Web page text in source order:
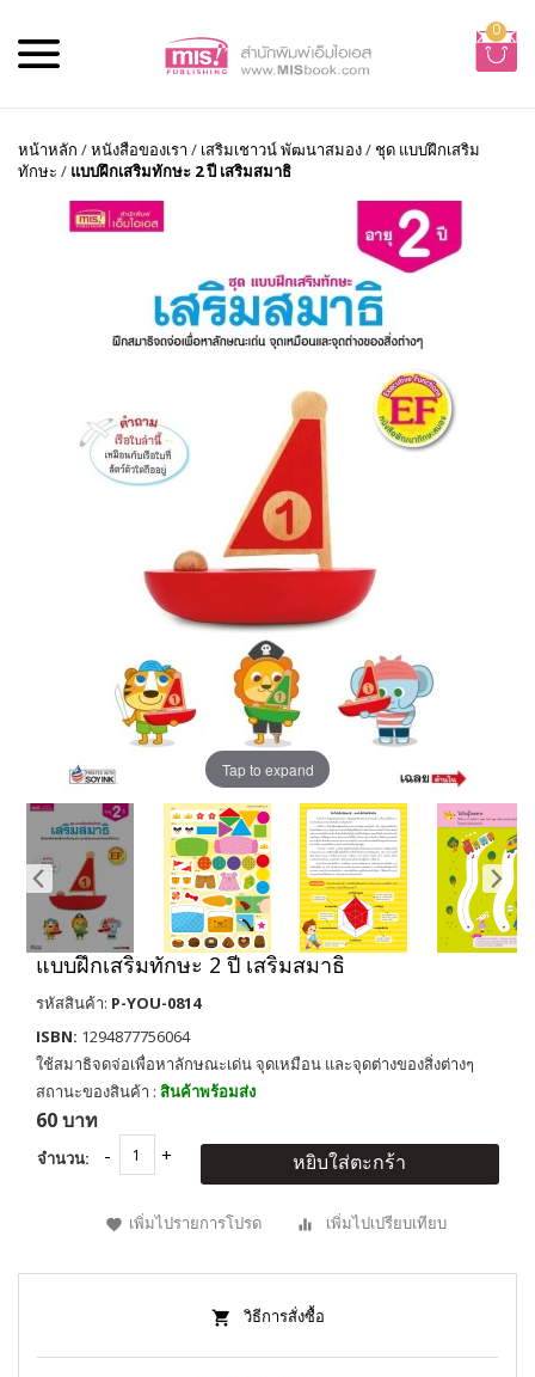
0
หน้าหลัก /หนังสือของเรา / เสริมเชาวน์ พัฒนาสมอง/ชุด แบบฝึกเสริม
ทักษะ / แบบฝึกเสริมทักษะ 2 ปี เสริมสมาธิ
Tap to expand
แบบฝึกเสริมทักษะ 2 ปี เสริมสมาธิ
รหัสสินค้า: P-YOU-0814
ISBN: 1294877756064
ใช้สมาธิจดจ่อเพื่อหาลักษณะเด่น จุดเหมือน และจุดต่างของสิ่งต่างๆ
สถานะของสินค้า : สินค้าพร้อมส่ง
60 บาท
จำนวน: หยิบใส่ตะกร้า
เพิ่มไปรายการโปรด เพิ่มไปเปรียบเทียบ
วิธีการสั่งซื้อ